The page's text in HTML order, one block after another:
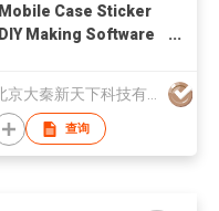
Mobile Case Sticker
DIY Making Software
查询